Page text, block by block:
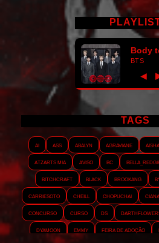
Body
BTS
◀
TAGS
AI ASS Abalyn Agraviane Aisha
Atzarts Mia
Aviso BC
Bitchcraft
Black Brookang
Carriesoto
Cheill Chopuchai
Concurso
Curso DS
Dyamoon
Emmy Feira de adoção